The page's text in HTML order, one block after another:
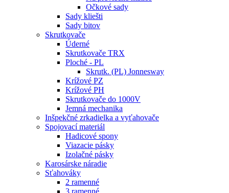
Očkové sady
Sady kliešti
Sady bitov
Skrutkovače
Úderné
Skrutkovače TRX
Ploché - PL
Skrutk. (PL) Jonnesway
Krížové PZ
Krížové PH
Skrutkovače do 1000V
Jemná mechanika
Inšpekčné zrkadielka a vyťahovače
Spojovací materiál
Hadicové spony
Viazacie pásky
Izolačné pásky
Karosárske náradie
Sťahováky
2 ramenné